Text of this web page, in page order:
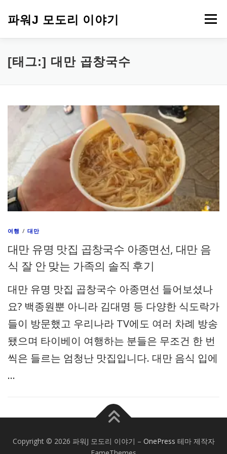
파워J 모도리 이야기 메뉴
여행
[태그:] 대만 곱창국수
여행 /대만
대만 유명 맛집 곱창국수 아종면선, 대만 음
식 잘 안 맞는 가족의 솔직 후기
대만 유명 맛집 곱창국수 아종면선 들어보셨나
요? 백종원뿐 아니라 김대명 등 다양한 식도락가
들이 방문했고 우리나라 TV에도 여러 차례 방송
됐으며 타이베이 여행하는 분들은 무조건 한 번
씩은 들르는 엄청난 맛집입니다. 대만 음식 입에
…
Copyright © 2026 파워J 모도리 이야기 – OnePress 테마 제작자